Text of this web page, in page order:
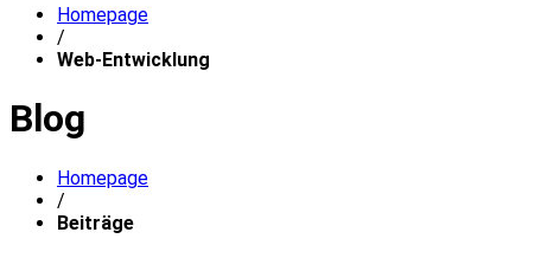
Homepage
/
Web-Entwicklung
Blog
Homepage
/
Beiträge